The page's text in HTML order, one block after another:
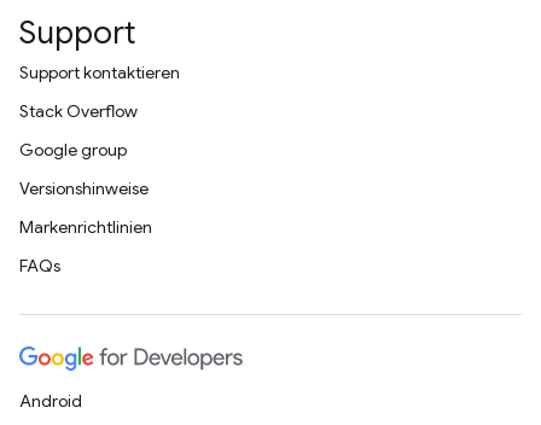
Support
Support kontaktieren
Stack Overflow
Google group
Versionshinweise
Markenrichtlinien
FAQs
Android